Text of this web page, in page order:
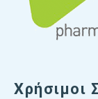
Χρήσιμοι